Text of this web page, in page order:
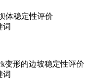
体稳定性评价
变形的边坡稳定性评价